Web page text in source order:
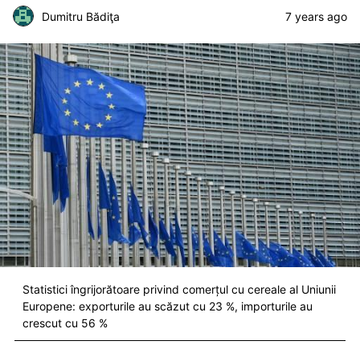
Dumitru Bădiţa 7 years ago
Statistici îngrijorătoare privind comerțul cu cereale al Uniunii
Europene: exporturile au scăzut cu 23 %, importurile au
crescut cu 56 %